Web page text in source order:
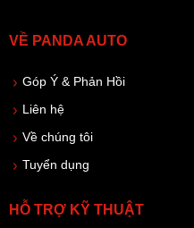
VỀ PANDA AUTO
Góp Ý & Phản Hồi
Liên hệ
Về chúng tôi
Tuyển dụng
HỖ TRỢ KỸ THUẬT